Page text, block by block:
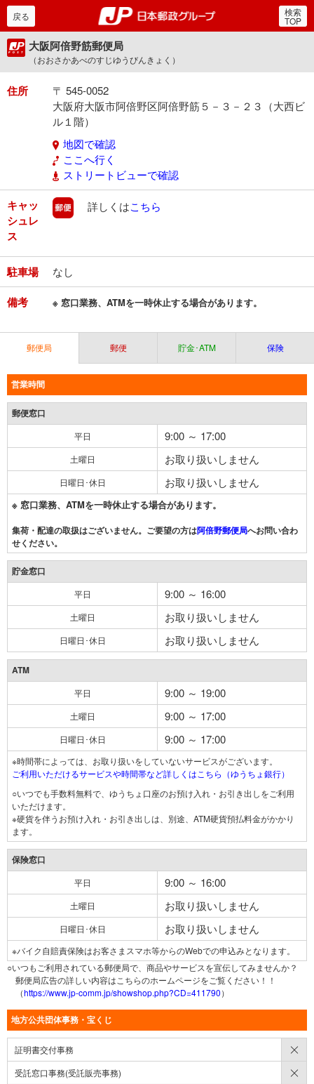
郵便局・日本郵政グルー
戻る 検索
TOP
大阪阿倍野筋郵便局
（おおさかあべのすじゆうびんきょく）
住所
〒 545-0052
大阪府大阪市阿倍野区阿倍野筋５－３－２３（大西ビ
ル１階）
地図で確認
ここへ行く
ストリートビューで確認
キャッ
シュレ
ス
郵便
詳しくはこちら
駐車場 なし
備考 ※ 窓口業務、ATMを一時休止する場合があります。
郵便局 郵便 貯金･ATM 保険
営業時間
郵便窓口
平日 9:00 ～ 17:00
土曜日 お取り扱いしません
日曜日･休日 お取り扱いしません
※ 窓口業務、ATMを一時休止する場合があります。
集荷・配達の取扱はございません。ご要望の方は阿倍野郵便局へお問い合わ
せください。
貯金窓口
平日 9:00 ～ 16:00
土曜日 お取り扱いしません
日曜日･休日 お取り扱いしません
ATM
平日 9:00 ～ 19:00
土曜日 9:00 ～ 17:00
日曜日･休日 9:00 ～ 17:00
※時間帯によっては、お取り扱いをしていないサービスがございます。
ご利用いただけるサービスや時間帯など詳しくはこちら（ゆうちょ銀行）
○いつでも手数料無料で、ゆうちょ口座のお預け入れ・お引き出しをご利用
いただけます。
※硬貨を伴うお預け入れ・お引き出しは、別途、ATM硬貨預払料金がかかり
ます。
保険窓口
平日 9:00 ～ 16:00
土曜日 お取り扱いしません
日曜日･休日 お取り扱いしません
※バイク自賠責保険はお客さまスマホ等からのWebでの申込みとなります。
○いつもご利用されている郵便局で、商品やサービスを宣伝してみませんか？
郵便局広告の詳しい内容はこちらのホームページをご覧ください！！
（https://www.jp-comm.jp/showshop.php?CD=411790）
地方公共団体事務・宝くじ
証明書交付事務
受託窓口事務(受託販売事務)